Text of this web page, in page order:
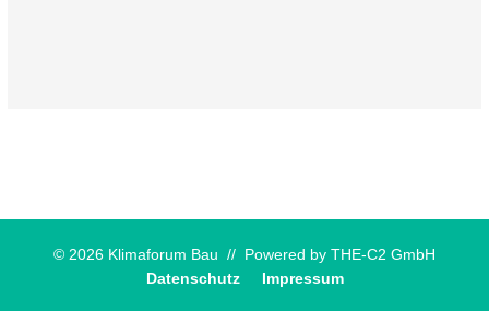
© 2026 Klimaforum Bau // Powered by THE-C2 GmbH
Datenschutz
Impressum